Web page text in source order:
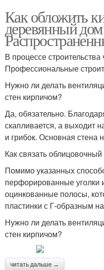
Как обложить
деревянный
В процессе
Профессиональные
Нужно ли делать
стен кирпичом?
Да, обязательно.
скапливается, а выходит
и грибок. Основная стена
Как связать
Помимо указанных
перфорированные уголки
оцинкованные полосы,
пластинки с Г-образным
Нужно ли делать
стен кирпичом?
читать дальше →